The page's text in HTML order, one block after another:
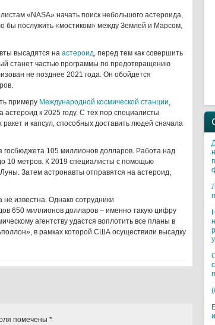
«NASA» начать поиск небольшого астероида,
бы послужить «мостиком» между Землей и Марсом,
высадятся на астероид, перед тем как совершить
станет частью программы по предотвращению
не позднее 2021 года. Он обойдется
примеру Международной космической станции,
астероид к 2025 году. С тех пор специалисты
и капсул, способных доставить людей сначала
госбюджета 105 миллионов долларов. Работа над
10 метров. К 2019 специалисты с помощью
Затем астронавты отправятся на астероид,
известна. Однако сотрудники
650 миллионов долларов – именно такую цифру
агентству удастся воплотить все планы в
в рамках которой США осуществили высадку
помечены *